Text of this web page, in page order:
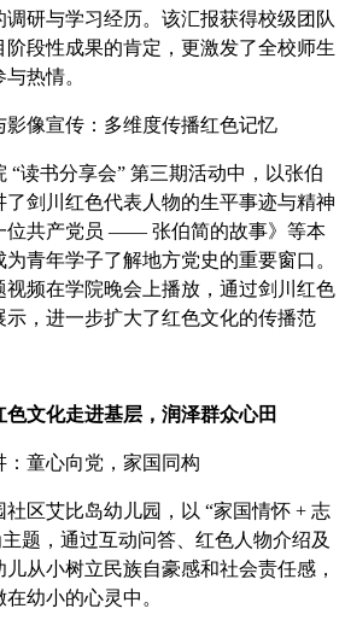
研与学习经历。该汇报获得校级团队
段性成果的肯定，更激发了全校师生
热情。
影像宣传：多维度传播红色记忆
“读书分享会” 第三期活动中，以张伯
剑川红色代表人物的生平事迹与精神
位共产党员 —— 张伯简的故事》等本
青年学子了解地方党史的重要窗口。
频在学院晚会上播放，通过剑川红色
示，进一步扩大了红色文化的传播范
文化走进基层，润泽群众心田
：童心向党，家国同构
区艾比岛幼儿园，以 “家国情怀 + 志
题，通过互动问答、红色人物介绍及
从小树立民族自豪感和社会责任感，
幼小的心灵中。